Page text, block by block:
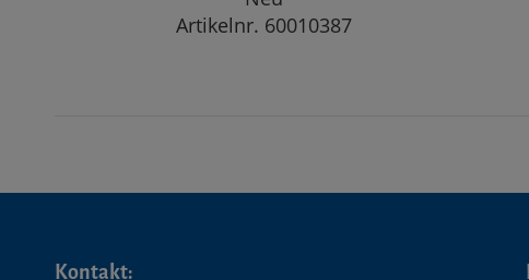
Artikelnr. 60010387
Kontakt: